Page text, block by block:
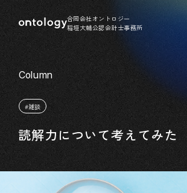
合同会社オントロジー
稲垣大輔公認会計士事務所
#雑談
読解力について考えてみた